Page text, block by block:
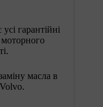
гарантійні
моторного
масла в